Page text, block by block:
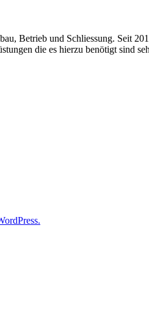
Betrieb und Schliessung. Seit
die es hierzu benötigt sind